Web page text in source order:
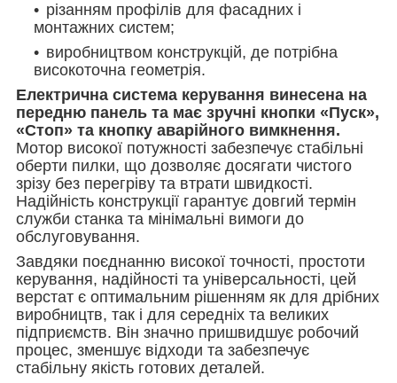
різанням профілів для фасадних і
монтажних систем;
виробництвом конструкцій, де потрібна
високоточна геометрія.
Електрична система керування винесена на
передню панель та має зручні кнопки «Пуск»,
«Стоп» та кнопку аварійного вимкнення.
Мотор високої потужності забезпечує стабільні
оберти пилки, що дозволяє досягати чистого
зрізу без перегріву та втрати швидкості.
Надійність конструкції гарантує довгий термін
служби станка та мінімальні вимоги до
обслуговування.
Завдяки поєднанню високої точності, простоти
керування, надійності та універсальності, цей
верстат є оптимальним рішенням як для дрібних
виробництв, так і для середніх та великих
підприємств. Він значно пришвидшує робочий
процес, зменшує відходи та забезпечує
стабільну якість готових деталей.